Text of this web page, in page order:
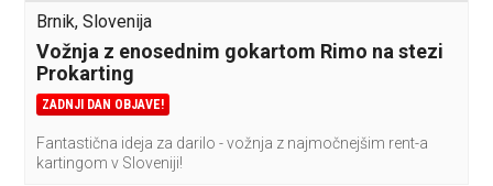
Brnik, Slovenija
Vožnja z enosednim gokartom Rimo na stezi
Prokarting
ZADNJI DAN OBJAVE!
Fantastična ideja za darilo - vožnja z najmočnejšim rent-a
kartingom v Sloveniji!